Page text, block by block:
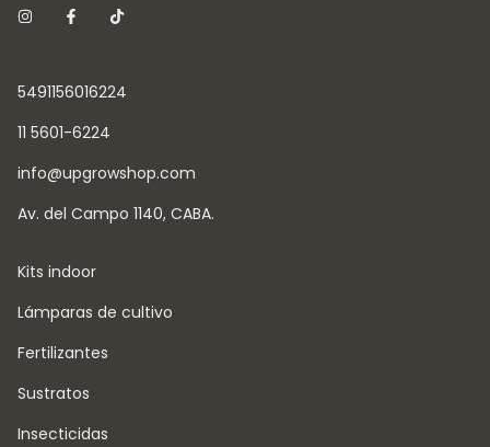
5491156016224
11 5601-6224
info@upgrowshop.com
Av. del Campo 1140, CABA.
Kits indoor
Lámparas de cultivo
Fertilizantes
Sustratos
Insecticidas